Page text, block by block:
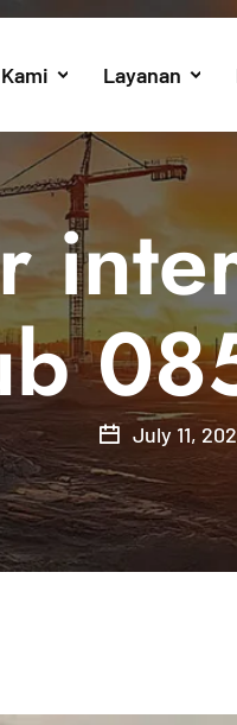
Layanan
July 11,